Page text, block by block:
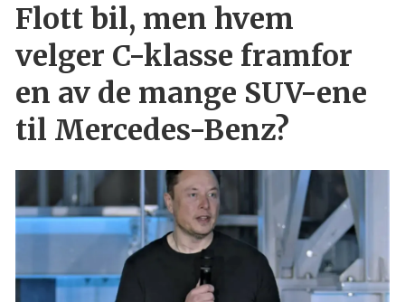
Flott bil, men hvem
velger C-klasse framfor
en av de mange SUV-ene
til Mercedes-Benz?